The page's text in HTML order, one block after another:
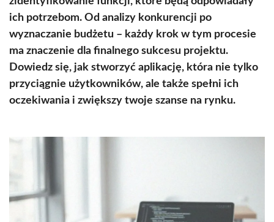
ich potrzebom. Od analizy konkurencji po
wyznaczanie budżetu – każdy krok w tym procesie
ma znaczenie dla finalnego sukcesu projektu.
Dowiedz się, jak stworzyć aplikację, która nie tylko
przyciągnie użytkowników, ale także spełni ich
oczekiwania i zwiększy twoje szanse na rynku.